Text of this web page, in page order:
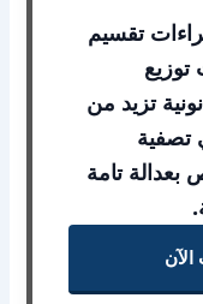
تقسيم
توزيع
تزيد من
تصفية
تامة